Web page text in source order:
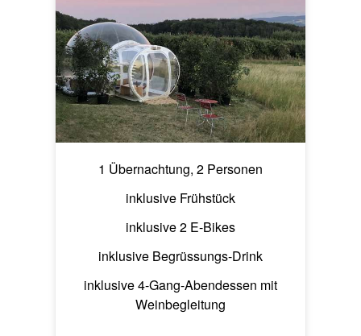
1 Übernachtung, 2 Personen
inklusive Frühstück
inklusive 2 E-Bikes
inklusive Begrüssungs-Drink
inklusive 4-Gang-Abendessen mit
Weinbegleitung